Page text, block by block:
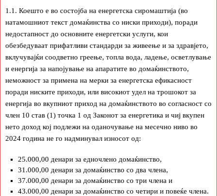
1.1. Коешто е во состојба на енергетска сиромаштија (во
натамошниот текст домаќинства со ниски приходи), поради
недостапност до основните енергетски услуги, кои
обезбедуваат прифатливи стандарди за живеење и за здравјето,
вклучувајќи соодветно греење, топла вода, ладење, осветлување
и енергија за напојување на апаратите во домаќинството,
неможност за примена на мерки за енергетска ефикасност
поради ниските приходи, или високиот удел на трошокот за
енергија во вкупниот приход на домаќинството во согласност со
член 10 став (1) точка 1 од Законот за енергетика и чиј вкупен
нето доход кој подлежи на оданочување на месечно ниво во
2024 година не го надминувал износот од:
25.000,00 денари за едночлено домаќинство,
31.000,00 денари за домаќинство со два члена,
37.000,00 денари за домаќинство со три члена и
43.000,00 денари за домаќинство со четири и повеќе члена.